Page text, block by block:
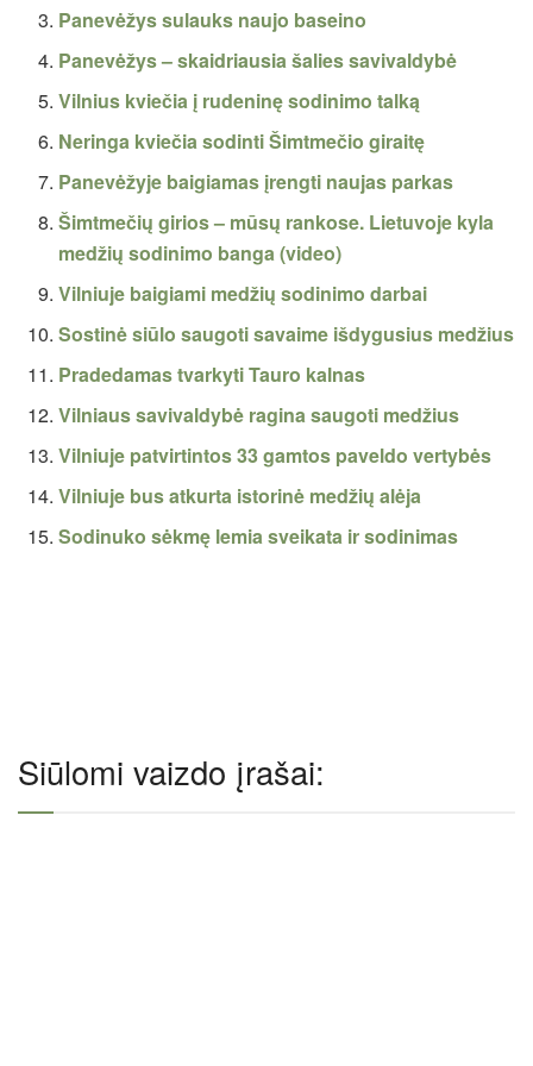
Panevėžys sulauks naujo baseino
Panevėžys – skaidriausia šalies savivaldybė
Vilnius kviečia į rudeninę sodinimo talką
Neringa kviečia sodinti Šimtmečio giraitę
Panevėžyje baigiamas įrengti naujas parkas
Šimtmečių girios – mūsų rankose. Lietuvoje kyla
medžių sodinimo banga (video)
Vilniuje baigiami medžių sodinimo darbai
Sostinė siūlo saugoti savaime išdygusius medžius
Pradedamas tvarkyti Tauro kalnas
Vilniaus savivaldybė ragina saugoti medžius
Vilniuje patvirtintos 33 gamtos paveldo vertybės
Vilniuje bus atkurta istorinė medžių alėja
Sodinuko sėkmę lemia sveikata ir sodinimas
Siūlomi vaizdo įrašai: